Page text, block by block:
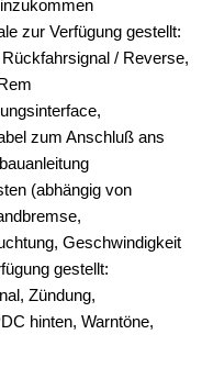
zur Verfügung gestellt:
/ Reverse,
zum Anschluß ans
(abhängig von
Geschwindigkeit
gestellt:
Zündung,
hinten, Warntöne,